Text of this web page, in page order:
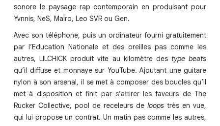
sonore le paysage rap contemporain en produisant pour
Yvnnis, NeS, Maïro, Leo SVR ou Gen.
Avec son téléphone, puis un ordinateur fourni gratuitement
par l’Education Nationale et des oreilles pas comme les
autres, LILCHICK produit vite au kilomètre des type beats
qu’il diffuse et monnaye sur YouTube. Ajoutant une guitare
nylon à son arsenal, il se met à composer des boucles qu’il
met à disposition et finit par s’attirer les faveurs de The
Rucker Collective, pool de receleurs de loops très en vue,
qui lui propose un contrat. Un matin pas comme les autres,